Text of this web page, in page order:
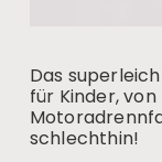
Das
für Kinder,
schlechthin!